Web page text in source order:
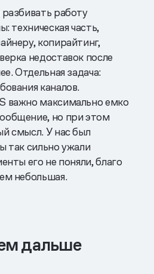
работу
техническая часть,
копирайтинг,
недоставок после
Отдельная задача:
каналов.
важно максимально емко
но при этом
смысл. У нас был
так сильно ужали
его не поняли, благо
небольшая.
дальше